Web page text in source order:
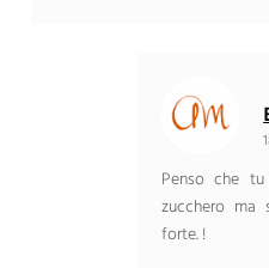
Penso che
zucchero
forte. !